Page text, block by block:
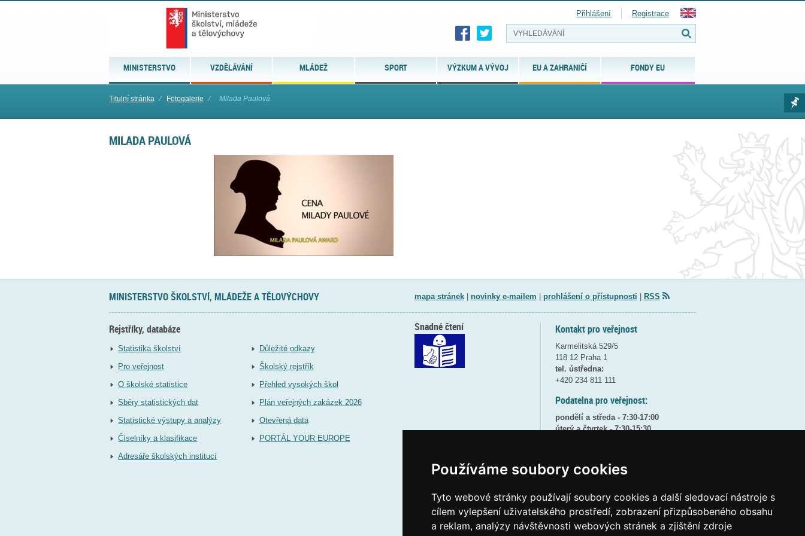
Používáme soubory cookies
Tyto webové stránky používají soubory cookies a další sledovací nástroje s
cílem vylepšení uživatelského prostředí, zobrazení přizpůsobeného obsahu
a reklam, analýzy návštěvnosti webových stránek a zjištění zdroje
MINISTERSTVO VZDĚLÁVÁNÍ MLÁDEŽ SPORT VÝZKUM A VÝVOJ EU A ZAHRANIČÍ FONDY EU
Přihlášení Registrace
Titulní stránka ⁄ Fotogalerie ⁄ Milada Paulová
MILADA PAULOVÁ
MINISTERSTVO ŠKOLSTVÍ, MLÁDEŽE A TĚLOVÝCHOVY mapa stránek| novinky e-mailem prohlášení o přístupnosti RSS
Rejstříky, databáze
Statistika školství
Pro veřejnost
O školské statistice
Sběry statistických dat
Statistické výstupy a analýzy
Číselníky a klasifikace
Adresáře školských institucí
Důležité odkazy
Školský rejstřík
Přehled vysokých škol
Plán veřejných zakázek 2026
Otevřená data
PORTÁL YOUR EUROPE
Kontakt pro veřejnost
Karmelitská 529/5
118 12 Praha 1
tel. ústředna:
+420 234 811 111
Podatelna pro veřejnost:
pondělí a středa - 7:30-17:00
úterý a čtvrtek - 7:30-15:30
8:30 - 9:30 - bezpečnostní přestávka
(více informacíZDE)
Elektronická podatelna:
posta@msmt gov cz
ID datové schránky:vidaawt
Snadné čtení